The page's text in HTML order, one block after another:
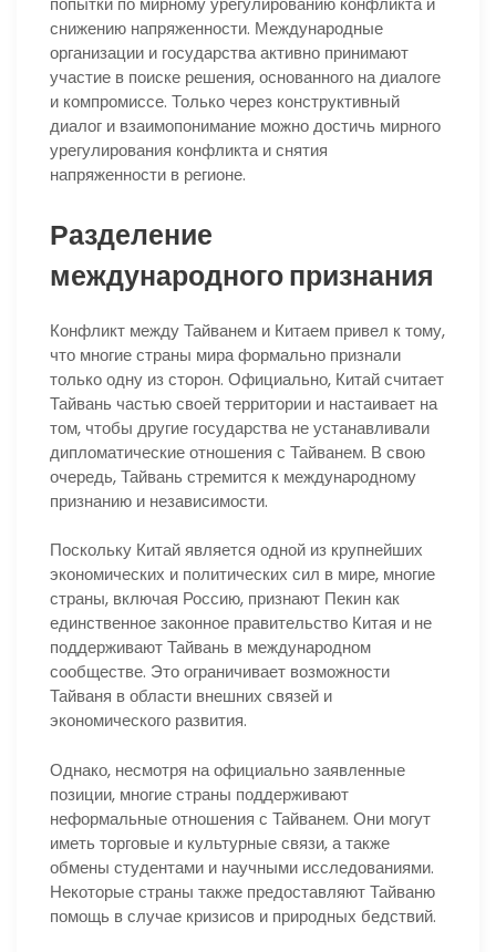
снижению напряженности. Международные
организации и государства активно принимают
участие в поиске решения, основанного на диалоге
и компромиссе. Только через конструктивный
диалог и взаимопонимание можно достичь мирного
урегулирования конфликта и снятия
напряженности в регионе.
Разделение
международного признания
Конфликт между Тайванем и Китаем привел к тому,
что многие страны мира формально признали
только одну из сторон. Официально, Китай считает
Тайвань частью своей территории и настаивает на
том, чтобы другие государства не устанавливали
дипломатические отношения с Тайванем. В свою
очередь, Тайвань стремится к международному
признанию и независимости.
Поскольку Китай является одной из крупнейших
экономических и политических сил в мире, многие
страны, включая Россию, признают Пекин как
единственное законное правительство Китая и не
поддерживают Тайвань в международном
сообществе. Это ограничивает возможности
Тайваня в области внешних связей и
экономического развития.
Однако, несмотря на официально заявленные
позиции, многие страны поддерживают
неформальные отношения с Тайванем. Они могут
иметь торговые и культурные связи, а также
обмены студентами и научными исследованиями.
Некоторые страны также предоставляют Тайваню
помощь в случае кризисов и природных бедствий.